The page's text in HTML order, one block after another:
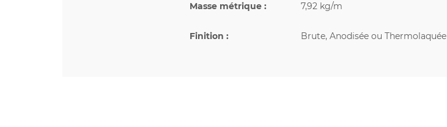
Masse métrique : 7,92 kg/m
Finition : Brute, Anodisée ou Thermolaquée